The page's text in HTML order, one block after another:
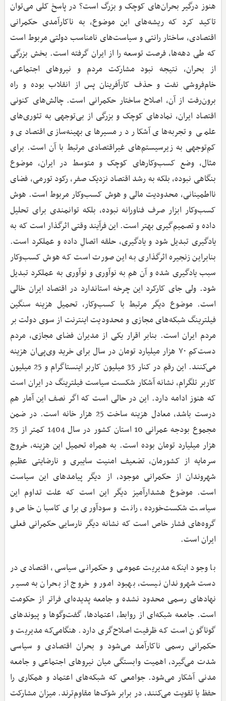
هنوز درگیر بحران‌های کوچک و بزرگ است؟ در پاسخ کلی می‌توان
تاکید کرد که ریشه‌های این موضوع، به ناکارآمدی حکمرانی
اقتصادی، ساختار رانتی و سیاست‌های نامناسب دولتی مربوط است
که طی دهه‌ها، فرصت توسعه را از ایران گرفته است. بخش بزرگی
از بحران، نتیجه نبود مشارکت مردم و نیروهای اجتماعی،
خام‌فروشی نفت و حذف کارآفرینان پس از انقلاب بوده و راه
برون‌رفت از آن، اصلاح ساختار حکمرانی است. چالش‌های کنونی
اقتصاد ایران، نمادهای کوچک و بزرگی از بی‌توجهی به تئوری‌های
علمی و تجربه‌های آشکار در مسیرهای بهینه‌سازی اقتصادی و
کم‌توجهی به زیرسیستم‌های غیراقتصادی مرتبط با آن است. برای
مثال، وضع کسب‌وکارهای کوچک و متوسط در ایران، موضوع
بنگاهی نبوده، بلکه به رشد اقتصاد نزدیک صفر، رکود تورمی، فضای
نااطمینانی، محدودیت مالی و هوش کسب‌وکار مربوط است. هوش
کسب‌وکار ابزار صرف فناورانه نبوده، بلکه توانمندی برای تحلیل
داده و تصمیم‌گیری بهتر است. این فرآیند وقتی اثرگذار است که به
یادگیری تبدیل شود و یادگیری، حلقه اتصالِ داده و عملکرد است.
بنابراین زنجیره اثرگذاری به این صورت است که هوش کسب‌وکار
سبب یادگیری شده و آن هم به نوآوری و نوآوری به عملکرد تبدیل
شود. ولی جای کارکرد این چرخه استاندارد در اقتصاد ایران خالی
است. موضوع دیگر مرتبط با کسب‌وکار، تحمیل هزینه سنگین
فیلترینگ شبکه‌های مجازی و محدودیت اینترنت از سوی دولت بر
مردم ایران است. بنابر اقرار یکی از مدیران فضای مجازی، مردم
دست‌کم ۷۰ هزار میلیارد تومان در سال برای خرید وی‌پی‌ان هزینه
می‌کنند. این رقم در کنار 35 میلیون کاربر اینستاگرام و 25 میلیون
کاربر تلگرام، نشانه آشکار شکست سیاست فیلترینگ در ایران است
که هنوز ادامه دارد. این در حالی است که اگر نصف این آمار هم
درست باشد، معادل هزینه ساخت 25 هزار خانه است. در ضمن
مجموع بودجه عمرانی 10 استان کشور در سال 1404 کمتر از 25
هزار میلیارد تومان بوده است. به همراه تحمیل این هزینه، خروج
سرمایه از کشورمان، تضعیف امنیت سایبری و نارضایتی عظیم
شهروندان از حکمرانی موجود، از دیگر پیامدهای این سیاست
است. موضوع هشدارآمیز دیگر این است که علت تداوم این
سیاست شکست‌خورده، رانت و سودآوری برای کاسبان خاص و
گروه‌های فشار خاص است که نشانه دیگر نارسایی حکمرانی فعلی
ایران است.
با وجود اینکه مدیریت عمومی و حکمرانی سیاسی، اقتصادی در
دست شهروندان نیست، بهبود امور و خروج از بحران به مسیر
نهادهای رسمی محدود نشده و جامعه پدیده‌ای فراتر از حکومت
است. جامعه شبکه‌ای از روابط، اعتمادها، گفت‌وگوها و پیوندهای
گوناگون است که ظرفیت اصلاح‌گری دارد. هنگامی‌که مدیریت و
حکمرانی رسمی ناکارآمد می‌شود و بحران اقتصادی و سیاسی
شدت می‌گیرد، اهمیت وابستگی میان نیروهای اجتماعی و جامعه
مدنی آشکار می‌شود. جوامعی که شبکه‌های اعتماد و همکاری را
حفظ یا تقویت می‌کنند، در برابر شوک‌ها مقاوم‌ترند. میزان مشارکت